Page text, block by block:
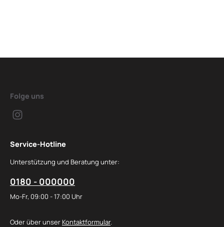
Folge uns
Service-Hotline
Unterstützung und Beratung unter:
0180 - 000000
Mo-Fr, 09:00 - 17:00 Uhr
Oder über unser Kontaktformular.